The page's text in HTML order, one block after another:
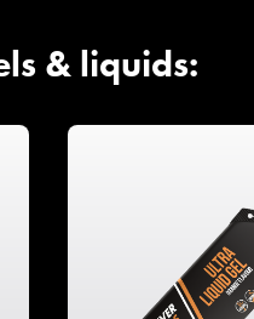
& liquids: